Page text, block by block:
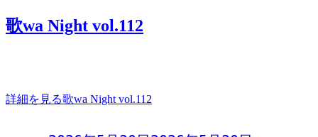
歌wa Night vol.112
詳細を見る歌wa Night vol.112